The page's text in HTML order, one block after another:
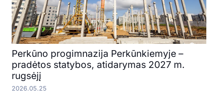
Perkūno progimnazija Perkūnkiemyje –
pradėtos statybos, atidarymas 2027 m.
rugsėjį
2026.05.25